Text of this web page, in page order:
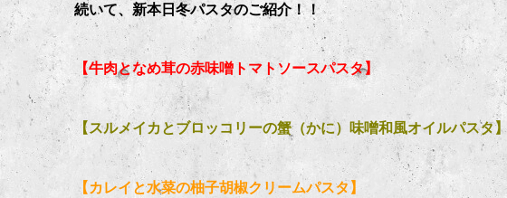
続いて、新本日冬パスタのご紹介！！
【牛肉となめ茸の赤味噌トマトソースパスタ】
【スルメイカとブロッコリーの蟹（かに）味噌和風オイルパスタ】
【カレイと水菜の柚子胡椒クリームパスタ】